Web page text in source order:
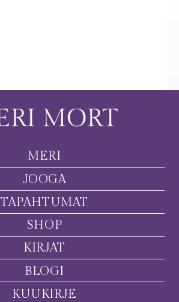
MERI
JOOGA
TAPAHTUMAT
SHOP
KIRJAT
BLOGI
KUUKIRJE